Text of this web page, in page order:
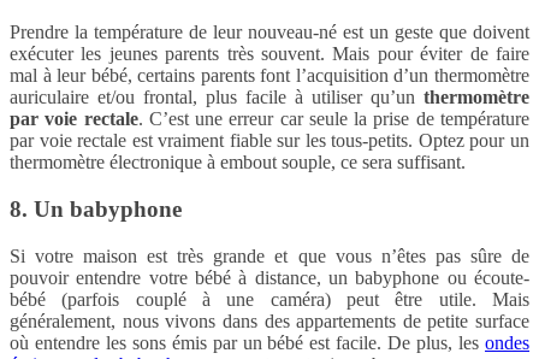
Prendre la température de leur nouveau-né est un geste que doivent
exécuter les jeunes parents très souvent. Mais pour éviter de faire
mal à leur bébé, certains parents font l’acquisition d’un thermomètre
auriculaire et/ou frontal, plus facile à utiliser qu’un thermomètre
par voie rectale. C’est une erreur car seule la prise de température
par voie rectale est vraiment fiable sur les tous-petits. Optez pour un
thermomètre électronique à embout souple, ce sera suffisant.
8. Un babyphone
Si votre maison est très grande et que vous n’êtes pas sûre de
pouvoir entendre votre bébé à distance, un babyphone ou écoute-
bébé (parfois couplé à une caméra) peut être utile. Mais
généralement, nous vivons dans des appartements de petite surface
où entendre les sons émis par un bébé est facile. De plus, les ondes